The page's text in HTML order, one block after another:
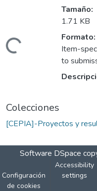
Tamaño:
1.71 KB
Formato:
Item-
to
Colecciones
[CEPIA]-Proyectos y
Software DSpace
Configuración
de cookies
Accessibility
settings